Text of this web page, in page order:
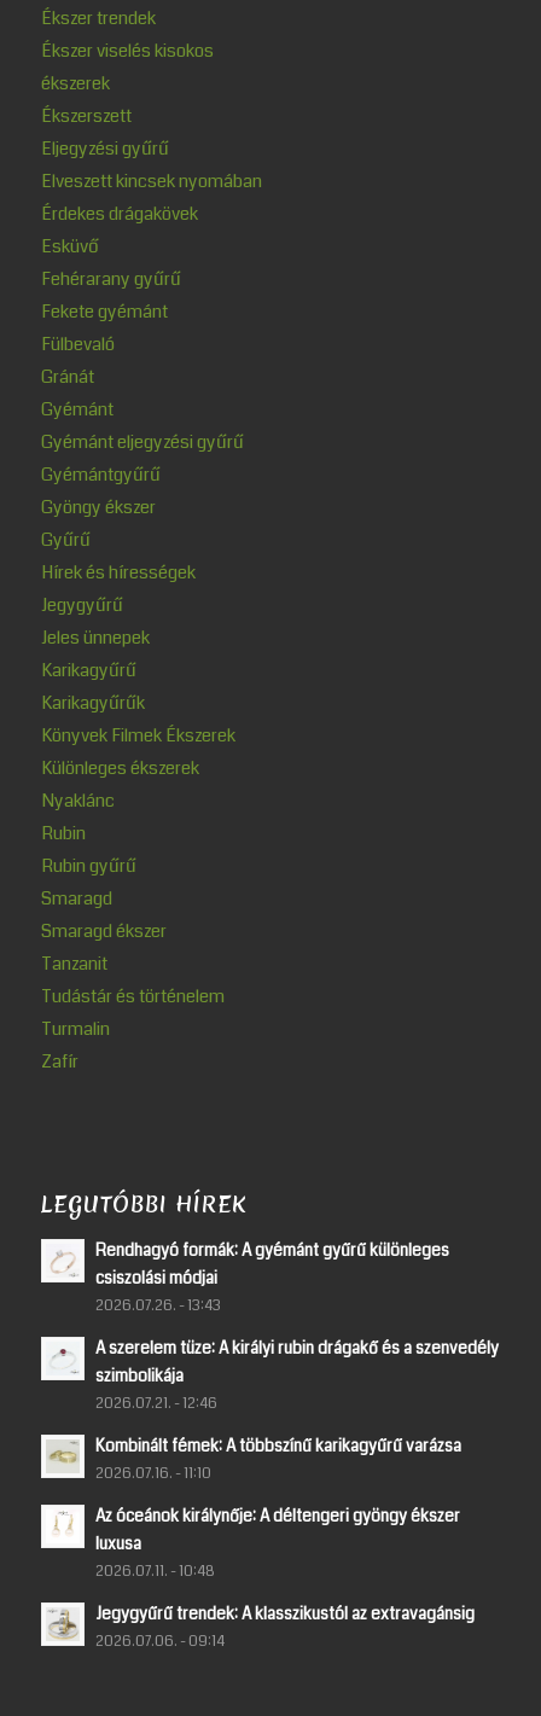
Ékszer trendek
Ékszer viselés kisokos
ékszerek
Ékszerszett
Eljegyzési gyűrű
Elveszett kincsek nyomában
Érdekes drágakövek
Esküvő
Fehérarany gyűrű
Fekete gyémánt
Fülbevaló
Gránát
Gyémánt
Gyémánt eljegyzési gyűrű
Gyémántgyűrű
Gyöngy ékszer
Gyűrű
Hírek és hírességek
Jegygyűrű
Jeles ünnepek
Karikagyűrű
Karikagyűrűk
Könyvek Filmek Ékszerek
Különleges ékszerek
Nyaklánc
Rubin
Rubin gyűrű
Smaragd
Smaragd ékszer
Tanzanit
Tudástár és történelem
Turmalin
Zafír
LEGUTÓBBI HÍREK
Rendhagyó formák: A gyémánt gyűrű különleges
csiszolási módjai
2026.07.26. - 13:43
A szerelem tüze: A királyi rubin drágakő és a szenvedély
szimbolikája
2026.07.21. - 12:46
Kombinált fémek: A többszínű karikagyűrű varázsa
2026.07.16. - 11:10
Az óceánok királynője: A déltengeri gyöngy ékszer
luxusa
2026.07.11. - 10:48
Jegygyűrű trendek: A klasszikustól az extravagánsig
2026.07.06. - 09:14